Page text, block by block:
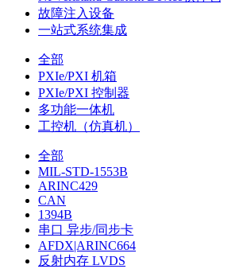
故障注入设备
一站式系统集成
全部
PXIe/PXI 机箱
PXIe/PXI 控制器
多功能一体机
工控机（仿真机）
全部
MIL-STD-1553B
ARINC429
CAN
1394B
串口 异步/同步卡
AFDX|ARINC664
反射内存 LVDS